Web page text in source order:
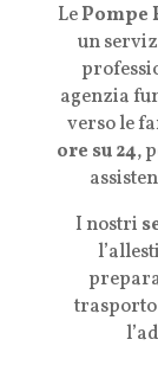
LePompe
un
agenzia
verso le
ore su 24,
I nostri